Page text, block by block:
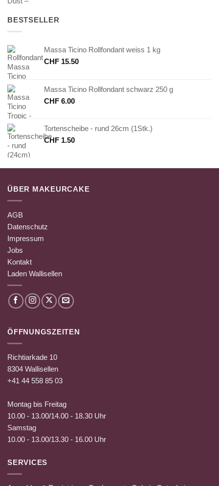
BESTSELLER
Massa Ticino Rollfondant weiss 1 kg
CHF 15.50
Massa Ticino Rollfondant schwarz 250 g
CHF 6.00
Tortenscheibe - rund 26cm (1Stk.)
CHF 1.50
ÜBER MAKEURCAKE
AGB
Datenschutz
Impressum
Jobs
Kontakt
Laden Wallisellen
ÖFFNUNGSZEITEN
Richtiarkade 10
8304 Wallisellen
+41 44 558 85 03
Montag bis Freitag
10.00 - 13.00/14.00 - 18.30 Uhr
Samstag
10.00 - 13.00/13.30 - 16.00 Uhr
SERVICES